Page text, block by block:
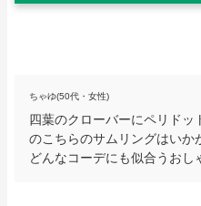
ちゃゆ(50代・女性)
四葉のクローバーにペリドッ
のこちらのサムリングはいか
どんなコーデにも似合うおし